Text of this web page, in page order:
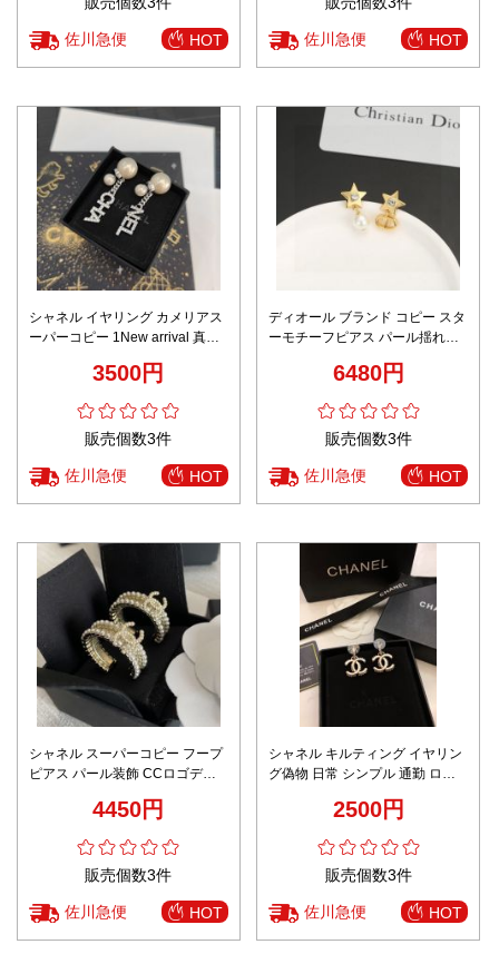
佐川急便 HOT 佐川急便 HOT
シャネル イヤリング カメリアス
ーパーコピー 1New arrival 真珠
ド ホワイト3500円
販売個数3件
佐川急便 HOT
ディオール ブランド コピー スタ
ーモチーフピアス パール揺れる
6480円
販売個数3件
佐川急便 HOT
シャネル スーパーコピー フープ
ピアス パール装飾 CCロゴデザ
ピーター多数4450円
販売個数3件
佐川急便 HOT
シャネル キルティング イヤリン
グ偽物 日常 シンプル 通勤 ロゴ
2500円
販売個数3件
佐川急便 HOT